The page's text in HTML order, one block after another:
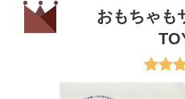
おもちゃも